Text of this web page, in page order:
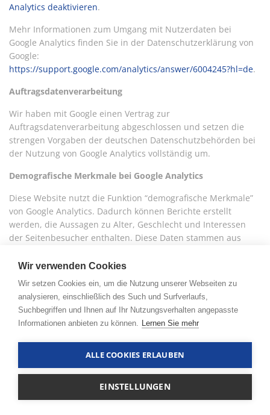
Analytics deaktivieren.
Mehr Informationen zum Umgang mit Nutzerdaten bei
Google Analytics finden Sie in der Datenschutzerklärung von
Google:
https://support.google.com/analytics/answer/6004245?hl=de.
Auftragsdatenverarbeitung
Wir haben mit Google einen Vertrag zur
Auftragsdatenverarbeitung abgeschlossen und setzen die
strengen Vorgaben der deutschen Datenschutzbehörden bei
der Nutzung von Google Analytics vollständig um.
Demografische Merkmale bei Google Analytics
Diese Website nutzt die Funktion “demografische Merkmale”
von Google Analytics. Dadurch können Berichte erstellt
werden, die Aussagen zu Alter, Geschlecht und Interessen
der Seitenbesucher enthalten. Diese Daten stammen aus
Besucherdaten von Drittanbietern. Diese Daten können
keiner bestimmten Person zugeordnet werden. Sie können
diese Funktion jederzeit über die Anzeigeneinstellungen in
Ihrem Google-Konto deaktivieren oder die Erfassung Ihrer
Daten durch Google Analytics wie im Punkt “Widerspruch
gegen Datenerfassung” dargestellt generell untersagen.
WordPress Stats
Besucherzugriffe statistisch auszuwerten. Anbieter ist die
Wir verwenden Cookies
Wir setzen Cookies ein, um die Nutzung unserer Webseiten zu
analysieren, einschließlich des Such und Surfverlaufs,
Suchbegriffen und Ihnen auf Ihr Nutzungsverhalten angepasste
Informationen anbieten zu können. Lernen Sie mehr
ALLE COOKIES ERLAUBEN
EINSTELLUNGEN